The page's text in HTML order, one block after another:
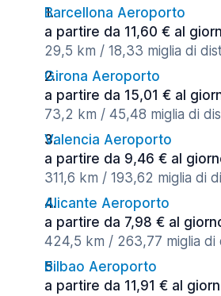
Barcellona Aeroporto
a partire da 11,60 € al
29,5 km / 18,33 miglia di
Girona Aeroporto
a partire da 15,01 € al
73,2 km / 45,48 miglia di
Valencia Aeroporto
a partire da 9,46 € al
311,6 km / 193,62 miglia di
Alicante Aeroporto
a partire da 7,98 € al
424,5 km / 263,77 miglia di
Bilbao Aeroporto
a partire da 11,91 € al